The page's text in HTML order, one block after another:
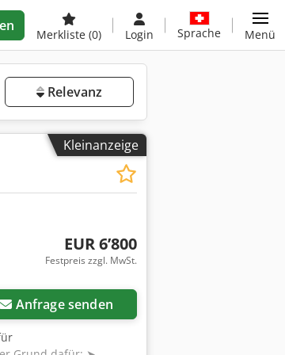
Merkliste (0) Login Sprache Menü
Relevanz
Kleinanzeige
EUR 6’800
Festpreis zzgl. MwSt.
Anfrage senden